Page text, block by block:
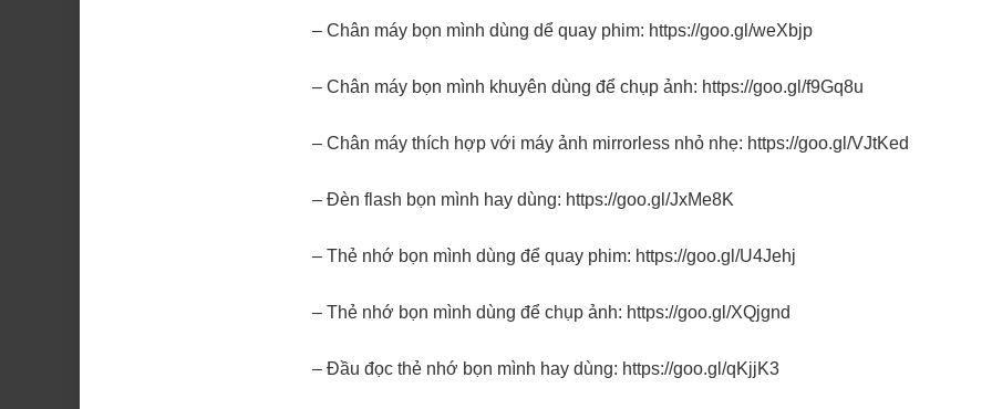
– Chân máy bọn mình dùng dể quay phim: https://goo.gl/weXbjp
– Chân máy bọn mình khuyên dùng để chụp ảnh: https://goo.gl/f9Gq8u
– Chân máy thích hợp với máy ảnh mirrorless nhỏ nhẹ: https://goo.gl/VJtKed
– Đèn flash bọn mình hay dùng: https://goo.gl/JxMe8K
– Thẻ nhớ bọn mình dùng để quay phim: https://goo.gl/U4Jehj
– Thẻ nhớ bọn mình dùng để chụp ảnh: https://goo.gl/XQjgnd
– Đầu đọc thẻ nhớ bọn mình hay dùng: https://goo.gl/qKjjK3